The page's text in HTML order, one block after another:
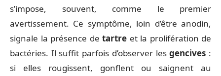
s’impose, souvent, comme le premier
avertissement. Ce symptôme, loin d’être anodin,
signale la présence de tartre et la prolifération de
bactéries. Il suffit parfois d’observer lesgencives :
si elles rougissent, gonflent ou saignent au